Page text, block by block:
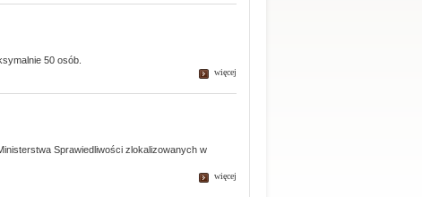
50 osób.
więcej
Sprawiedliwości zlokalizowanych w
więcej